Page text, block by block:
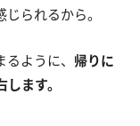
られるから。
ように、 帰りに
ます。